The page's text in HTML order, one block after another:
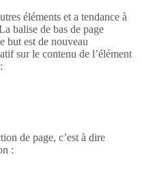
éléments et a tendance à
balise de bas de page
but est de nouveau
sur le contenu de l’élément
de page, c’est à dire
: